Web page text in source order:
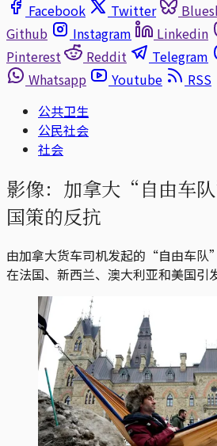
Facebook
Twitter
Github
Instagram Linkedin
Pinterest
Reddit Telegram
Whatsapp
Youtube
RSS
公共卫生
公民社会
社会
影像：加拿大“自由车
国策的反抗
由加拿大货车司机发起的“自由车队
在法国、新西兰、澳大利亚和美国引